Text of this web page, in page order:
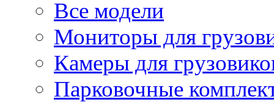
Все модели
Мониторы для
Камеры для
Парковочные